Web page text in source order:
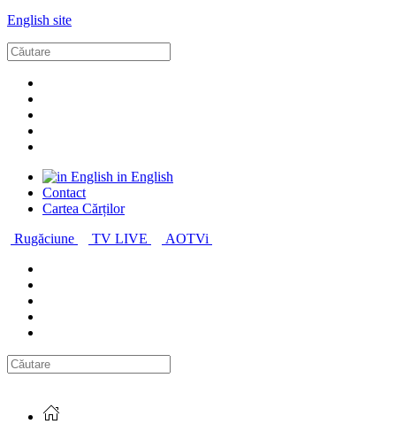
English site
in English
Contact
Cartea Cărților
Rugăciune
TV LIVE AOTVi